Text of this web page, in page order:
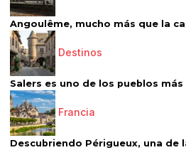
Angoulême, mucho más que la
Destinos
Salers es uno de los pueblos más
Francia
Descubriendo Périgueux, una de